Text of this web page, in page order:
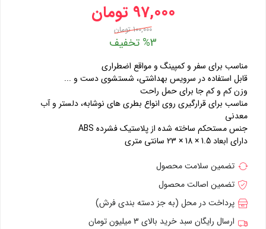
97,000 تومان
100,000 تومان
%3 تخفیف
مناسب برای سفر و کمپینگ و مواقع اضطراری
قابل استفاده در سرویس بهداشتی، شستشوی دست و ...
وزن کم و کم جا برای حمل راحت
مناسب برای قرارگیری روی انواع بطری های نوشابه، دلستر و آب
معدنی
جنس مستحکم ساخته شده از پلاستیک فشرده ABS
دارای ابعاد 1.5 × 18 × 23 سانتی متری
تضمین سلامت محصول
تضمین اصالت محصول
پرداخت در محل (به جز دسته بندی فرش)
ارسال رایگان سبد خرید بالای 3 میلیون تومان